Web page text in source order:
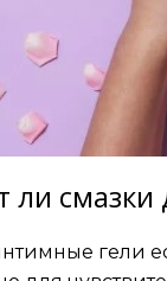
ли смазки
гели